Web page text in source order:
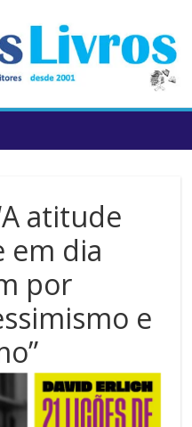
atitude
em dia
por
e